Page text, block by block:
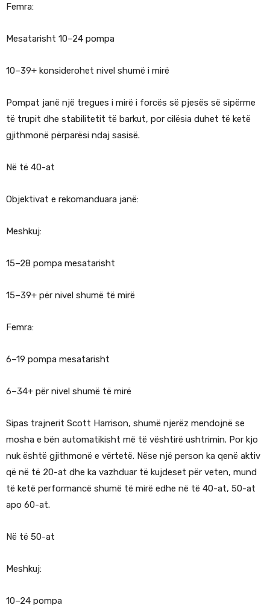
Femra:
Mesatarisht 10–24 pompa
10–39+ konsiderohet nivel shumë i mirë
Pompat janë një tregues i mirë i forcës së pjesës së sipërme
të trupit dhe stabilitetit të barkut, por cilësia duhet të ketë
gjithmonë përparësi ndaj sasisë.
Në të 40-at
Objektivat e rekomanduara janë:
Meshkuj:
15–28 pompa mesatarisht
15–39+ për nivel shumë të mirë
Femra:
6–19 pompa mesatarisht
6–34+ për nivel shumë të mirë
Sipas trajnerit Scott Harrison, shumë njerëz mendojnë se
mosha e bën automatikisht më të vështirë ushtrimin. Por kjo
nuk është gjithmonë e vërtetë. Nëse një person ka qenë aktiv
që në të 20-at dhe ka vazhduar të kujdeset për veten, mund
të ketë performancë shumë të mirë edhe në të 40-at, 50-at
apo 60-at.
Në të 50-at
Meshkuj:
10–24 pompa